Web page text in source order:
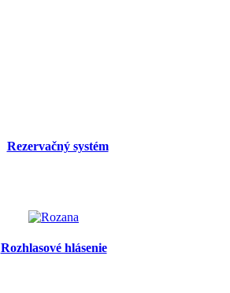
Rezervačný systém
Rozhlasové hlásenie